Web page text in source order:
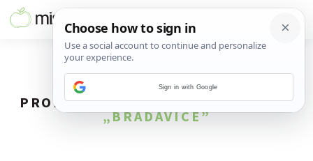
PRONAĐENO18REZULTATA ZA TAG
„BRADAVICE”
Sign in with Google